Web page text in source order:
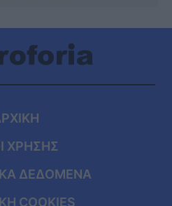
ΧΡΗΣΗΣ
ΔΕΔΟΜΕΝΑ
COOKIES